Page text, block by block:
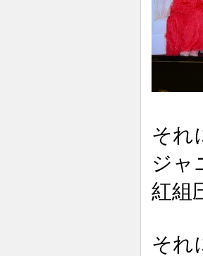
それ
ジャ
紅組
それ